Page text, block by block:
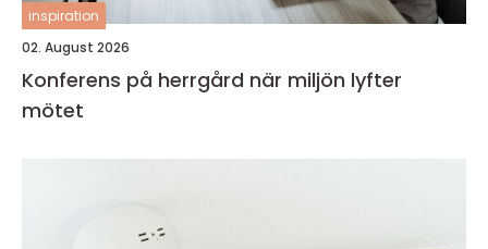
inspiration
02. August 2026
Konferens på herrgård när miljön lyfter
mötet